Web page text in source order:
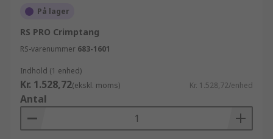
På lager
RS PRO Crimptang
RS-varenummer 683-1601
Indhold (1 enhed)
Kr. 1.528,72(ekskl. moms) Kr. 1.528,72/enhed
Antal